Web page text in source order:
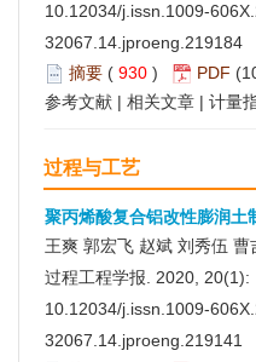
10.12034/j.issn.1009-
32067.14.jproeng.219184
摘要 ( 930 ) PDF
参考文献 | 相关文章 | 计量
过程与工艺
聚丙烯酸复合铝改性膨润土
王爽 郭宏飞 赵斌 刘秀伍 曹
过程工程学报. 2020,
10.12034/j.issn.1009-
32067.14.jproeng.219141